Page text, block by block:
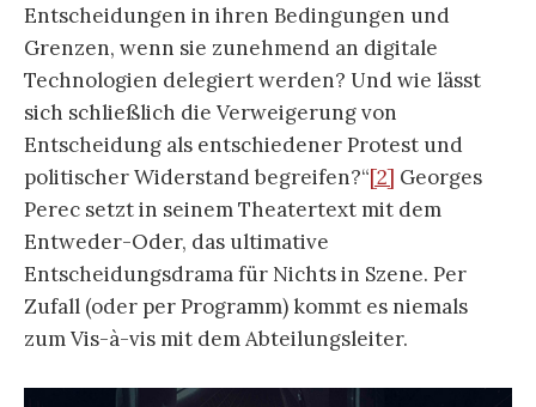
Entscheidungen in ihren Bedingungen und
Grenzen, wenn sie zunehmend an digitale
Technologien delegiert werden? Und wie lässt
sich schließlich die Verweigerung von
Entscheidung als entschiedener Protest und
politischer Widerstand begreifen?“[2] Georges
Perec setzt in seinem Theatertext mit dem
Entweder-Oder, das ultimative
Entscheidungsdrama für Nichts in Szene. Per
Zufall (oder per Programm) kommt es niemals
zum Vis-à-vis mit dem Abteilungsleiter.